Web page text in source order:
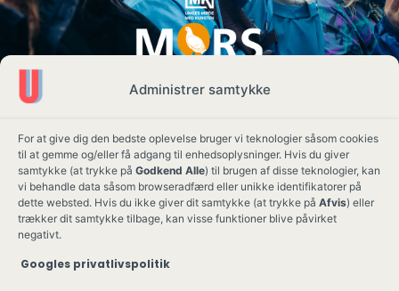
Administrer samtykke
For at give dig den bedste oplevelse bruger vi teknologier såsom cookies
til at gemme og/eller få adgang til enhedsoplysninger. Hvis du giver
samtykke (at trykke på Godkend Alle) til brugen af disse teknologier, kan
vi behandle data såsom browseradfærd eller unikke identifikatorer på
dette websted. Hvis du ikke giver dit samtykke (at trykke på Afvis) eller
trækker dit samtykke tilbage, kan visse funktioner blive påvirket
negativt.
Googles privatlivspolitik
Ung Kult